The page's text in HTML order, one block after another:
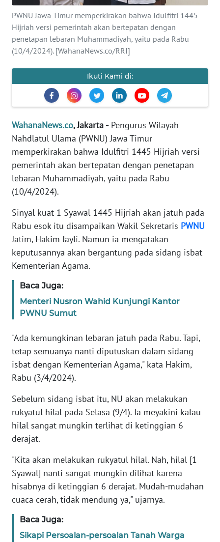
PWNU Jawa Timur memperkirakan bahwa Idulfitri 1445
Hijriah versi pemerintah akan bertepatan dengan
penetapan lebaran Muhammadiyah, yaitu pada Rabu
(10/4/2024). [WahanaNews.co/RRI]
Ikuti Kami di:
WahanaNews.co, Jakarta -Pengurus Wilayah
Nahdlatul Ulama (PWNU) Jawa Timur
memperkirakan bahwa Idulfitri 1445 Hijriah versi
pemerintah akan bertepatan dengan penetapan
lebaran Muhammadiyah, yaitu pada Rabu
(10/4/2024).
Sinyal kuat 1 Syawal 1445 Hijriah akan jatuh pada
Rabu esok itu disampaikan Wakil Sekretaris PWNU
Jatim, Hakim Jayli. Namun ia mengatakan
keputusannya akan bergantung pada sidang isbat
Kementerian Agama.
Baca Juga:
Menteri Nusron Wahid Kunjungi Kantor
PWNU Sumut
"Ada kemungkinan lebaran jatuh pada Rabu. Tapi,
tetap semuanya nanti diputuskan dalam sidang
isbat dengan Kementerian Agama," kata Hakim,
Rabu (3/4/2024).
Sebelum sidang isbat itu, NU akan melakukan
rukyatul hilal pada Selasa (9/4). Ia meyakini kalau
hilal sangat mungkin terlihat di ketinggian 6
derajat.
"Kita akan melakukan rukyatul hilal. Nah, hilal [1
Syawal] nanti sangat mungkin dilihat karena
hisabnya di ketinggian 6 derajat. Mudah-mudahan
cuaca cerah, tidak mendung ya," ujarnya.
Baca Juga:
Sikapi Persoalan-persoalan Tanah Warga
SERBA-SERBI
PENDIDIKAN
Informasi
INDEKS
BERITA
KONTAK
KAMI
INFO
KAMI
PEDOMAN
MEDIA
REDAKSI
KARIR
DISCLAIMER
Wahana
News
WN
SUMUT
JAKARTA